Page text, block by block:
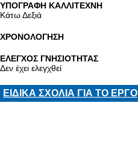
ΥΠΟΓΡΑΦΗ ΚΑΛΛΙΤΕΧΝΗ
Κάτω Δεξιά
ΧΡΟΝΟΛΟΓΗΣΗ
ΕΛΕΓΧΟΣ ΓΝΗΣΙΟΤΗΤΑΣ
Δεν έχει ελεγχθεί
ΕΙΔΙΚΑ ΣΧΟΛΙΑ ΓΙΑ ΤΟ ΕΡΓΟ